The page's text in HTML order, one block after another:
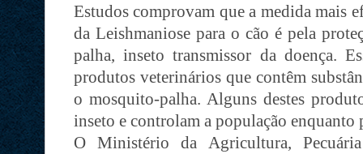
Estudos comprovam que a medida mais
da Leishmaniose para o cão é pela
palha, inseto transmissor da doença.
produtos veterinários que contêm
o mosquito-palha. Alguns destes
inseto e controlam a população enquanto
O Ministério da Agricultura,